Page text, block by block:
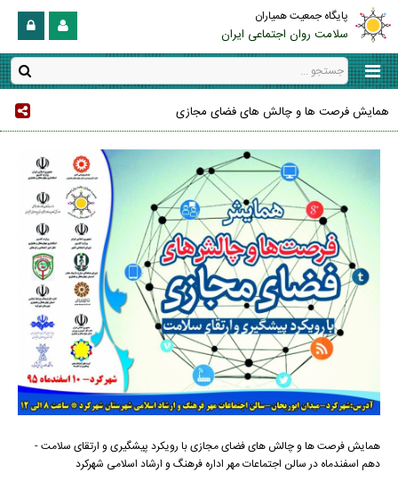
پایگاه جمعیت همیاران
سلامت روان اجتماعی ایران
همایش فرصت ها و چالش های فضای مجازی
همایش فرصت ها و چالش های فضای مجازی با رویکرد پیشگیری و ارتقای سلامت -
دهم اسفندماه در سالن اجتماعات مهر اداره فرهنگ و ارشاد اسلامی شهرکرد